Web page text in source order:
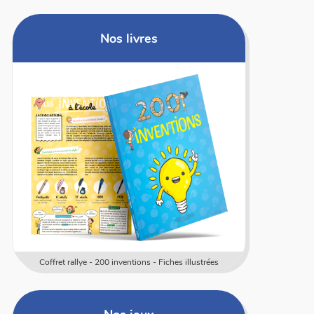
Nos livres
- Fiches illustrées Conte sur moi - Un livre dont les élèves sont les